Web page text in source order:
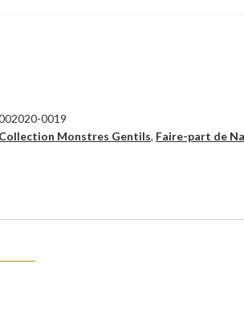
0019
Collection Monstres Gentils, Faire-part de